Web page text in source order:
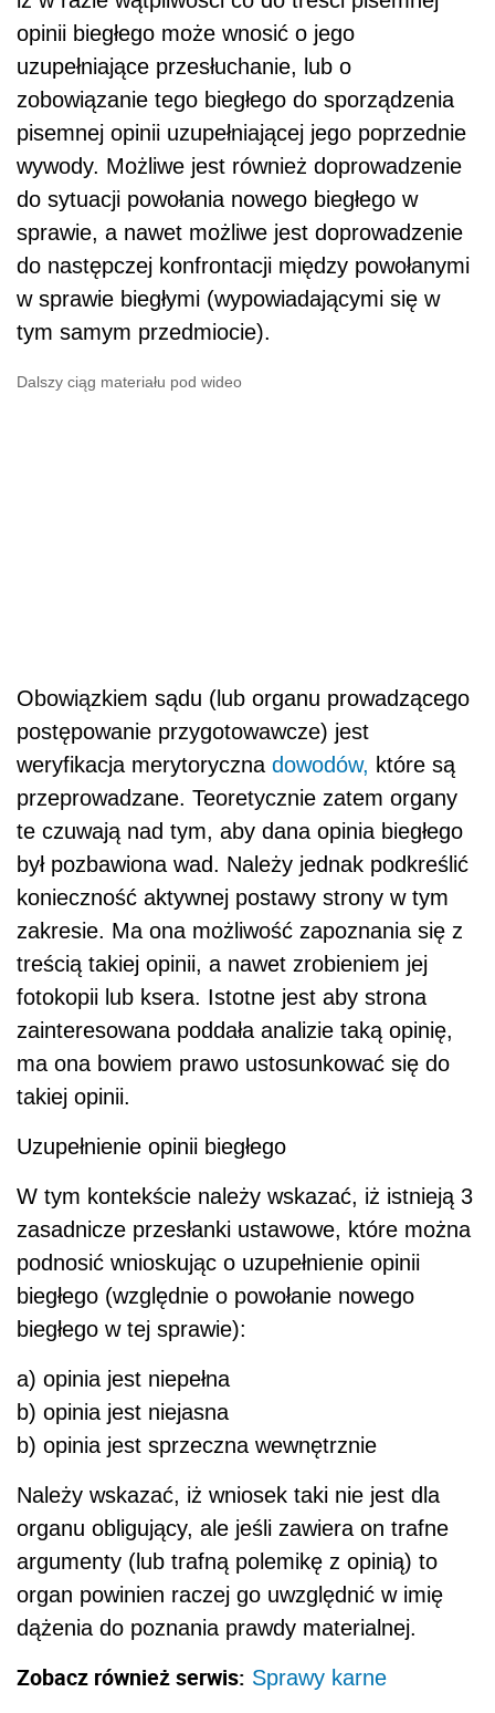
opinii biegłego może wnosić o jego
uzupełniające przesłuchanie, lub o
zobowiązanie tego biegłego do sporządzenia
pisemnej opinii uzupełniającej jego poprzednie
wywody. Możliwe jest również doprowadzenie
do sytuacji powołania nowego biegłego w
sprawie, a nawet możliwe jest doprowadzenie
do następczej konfrontacji między powołanymi
w sprawie biegłymi (wypowiadającymi się w
tym samym przedmiocie).
Dalszy ciąg materiału pod wideo
Obowiązkiem sądu (lub organu prowadzącego
postępowanie przygotowawcze) jest
weryfikacja merytoryczna dowodów, które są
przeprowadzane. Teoretycznie zatem organy
te czuwają nad tym, aby dana opinia biegłego
był pozbawiona wad. Należy jednak podkreślić
konieczność aktywnej postawy strony w tym
zakresie. Ma ona możliwość zapoznania się z
treścią takiej opinii, a nawet zrobieniem jej
fotokopii lub ksera. Istotne jest aby strona
zainteresowana poddała analizie taką opinię,
ma ona bowiem prawo ustosunkować się do
takiej opinii.
Uzupełnienie opinii biegłego
W tym kontekście należy wskazać, iż istnieją 3
zasadnicze przesłanki ustawowe, które można
podnosić wnioskując o uzupełnienie opinii
biegłego (względnie o powołanie nowego
biegłego w tej sprawie):
a) opinia jest niepełna
b) opinia jest niejasna
b) opinia jest sprzeczna wewnętrznie
Należy wskazać, iż wniosek taki nie jest dla
organu obligujący, ale jeśli zawiera on trafne
argumenty (lub trafną polemikę z opinią) to
organ powinien raczej go uwzględnić w imię
dążenia do poznania prawdy materialnej.
Zobacz również serwis: Sprawy karne